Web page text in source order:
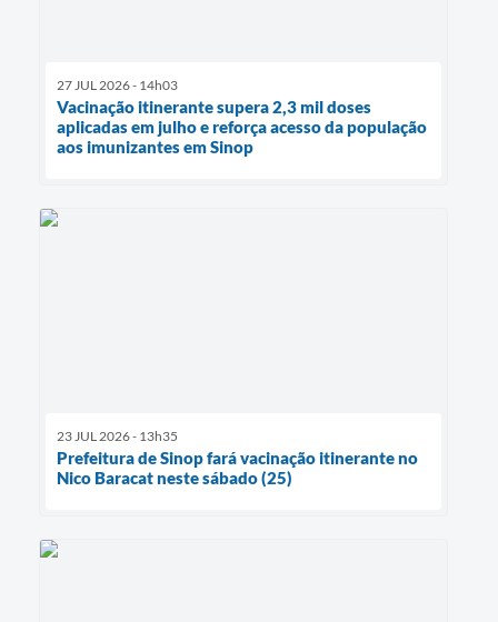
27 JUL 2026 - 14h03
Vacinação itinerante supera 2,3 mil doses
aplicadas em julho e reforça acesso da população
aos imunizantes em Sinop
23 JUL 2026 - 13h35
Prefeitura de Sinop fará vacinação itinerante no
Nico Baracat neste sábado (25)